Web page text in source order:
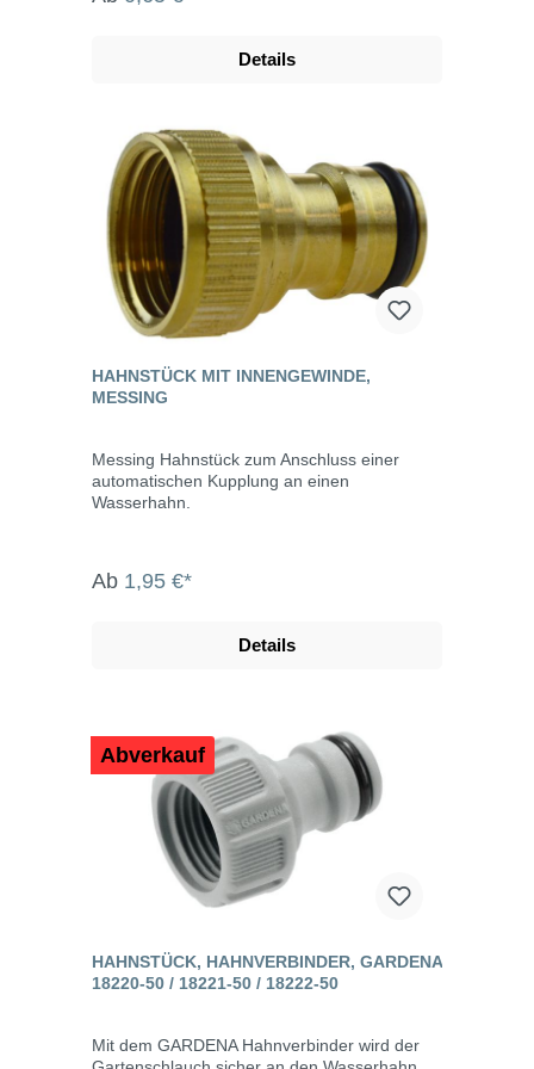
Details
HAHNSTÜCK MIT INNENGEWINDE,
MESSING
Messing Hahnstück zum Anschluss einer
automatischen Kupplung an einen
Wasserhahn.
Ab 1,95 €*
Details
Abverkauf
HAHNSTÜCK, HAHNVERBINDER, GARDENA
18220-50 / 18221-50 / 18222-50
Mit dem GARDENA Hahnverbinder wird der